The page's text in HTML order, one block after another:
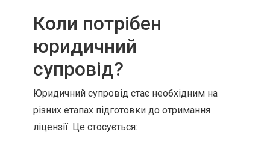
Коли потрібен
юридичний
супровід?
Юридичний супровід стає необхідним на
різних етапах підготовки до отримання
ліцензії. Це стосується: